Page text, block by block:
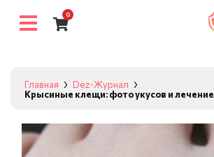
0
Главная
Dez-Журнал
Крысиные клещи: фото укусов и лечение